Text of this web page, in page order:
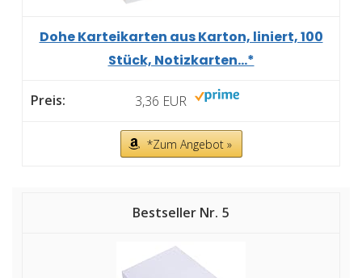
Dohe Karteikarten aus Karton, liniert, 100
Stück, Notizkarten...*
3,36 EUR
*Zum Angebot »
5